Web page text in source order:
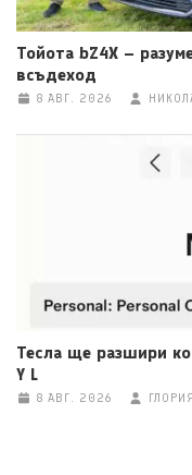
Тойота bZ4X –
всъдеход
8 АВГ. 2026
Тесла ще разшири
Y L
8 АВГ. 2026